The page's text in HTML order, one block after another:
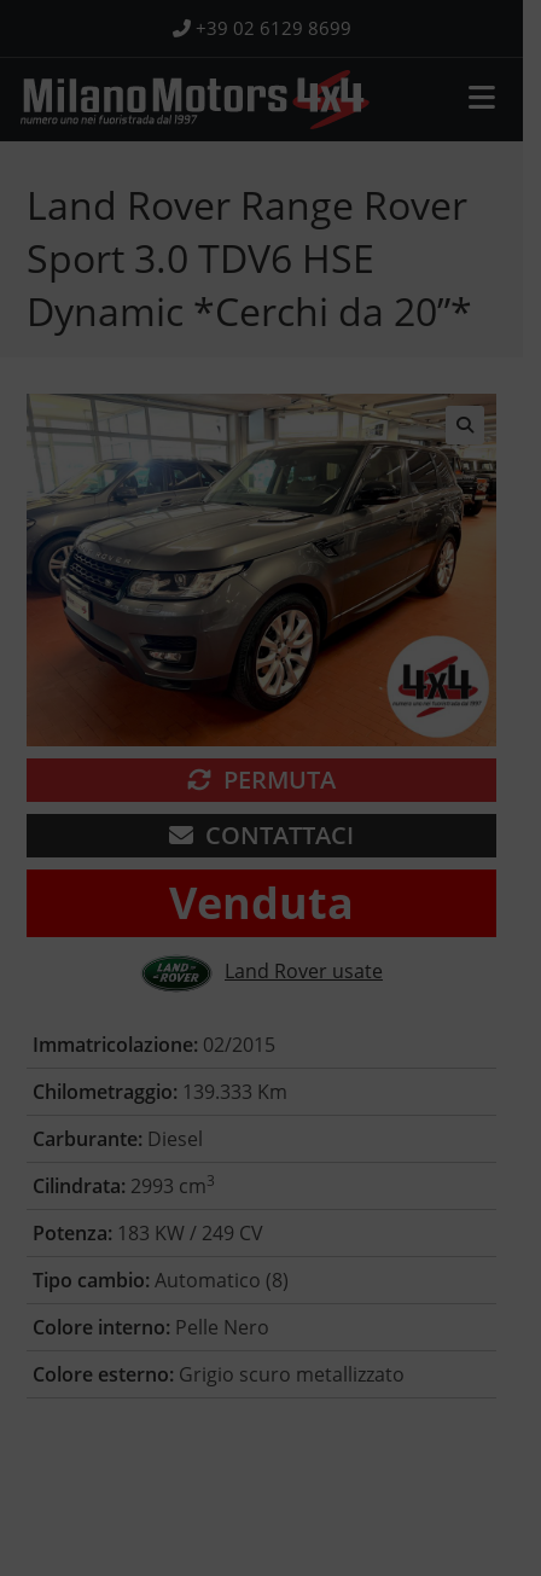
contenuto
+39 02 6129 8699
Land Rover Range Rover
Sport 3.0 TDV6 HSE
Dynamic *Cerchi da 20”*
🔍
PERMUTA
CONTATTACI
Venduta
Land Rover usate
Immatricolazione: 02/2015
Chilometraggio: 139.333 Km
Carburante: Diesel
Cilindrata: 2993 cm3
Potenza: 183 KW / 249 CV
Tipo cambio: Automatico (8)
Colore interno: Pelle Nero
Colore esterno: Grigio scuro metallizzato